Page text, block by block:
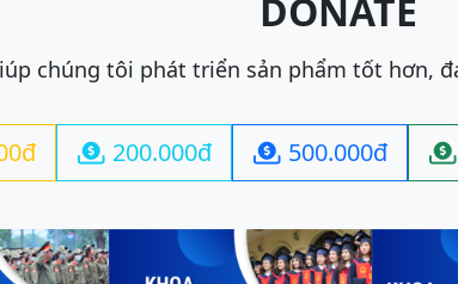
DONATE
chúng tôi phát triển sản phẩm tốt hơn,
 200.000đ  500.000đ 